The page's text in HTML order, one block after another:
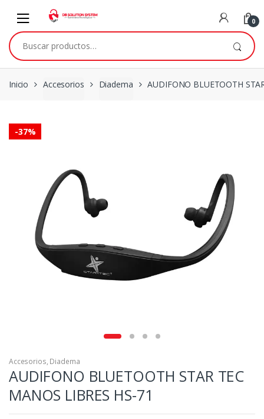
0
Inicio Accesorios Diadema AUDIFONO BLUETOOTH
-37%
Accesorios, Diadema
AUDIFONO BLUETOOTH STAR TEC
MANOS LIBRES HS-71